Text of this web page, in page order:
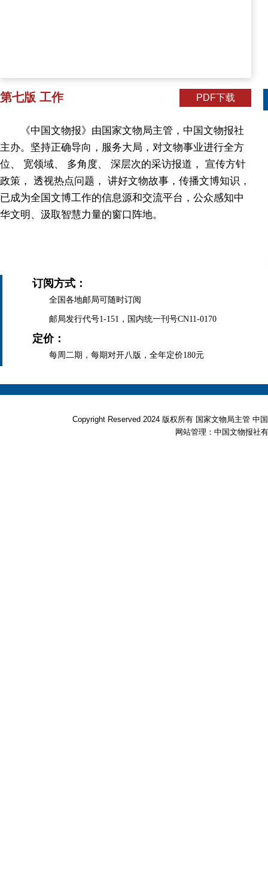
第七版 工作 PDF下载
《中国文物报》由国家文物局主管，中国文物报社
主办。坚持正确导向，服务大局，对文物事业进行全方
位、 宽领域、 多角度、 深层次的采访报道， 宣传方针
政策， 透视热点问题， 讲好文物故事，传播文博知识，
已成为全国文博工作的信息源和交流平台，公众感知中
华文明、汲取智慧力量的窗口阵地。
订阅方式：
全国各地邮局可随时订阅
邮局发行代号1-151，国内统一刊号CN11-0170
定价：
每周二期，每期对开八版，全年定价180元
Copyright Reserved 2024 版权所有 国家文物局主管
网站管理：中国文物报社